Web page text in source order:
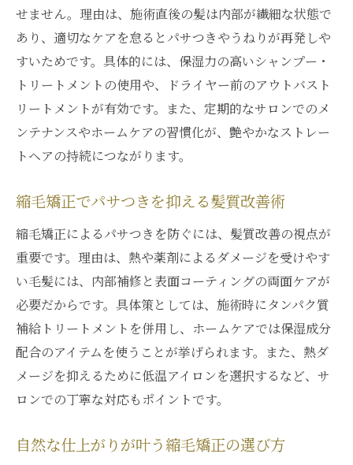
せません。理由は、施術直後の髪は内部が繊細な状態で
あり、適切なケアを怠るとパサつきやうねりが再発しや
すいためです。具体的には、保湿力の高いシャンプー・
トリートメントの使用や、ドライヤー前のアウトバスト
リートメントが有効です。また、定期的なサロンでのメ
ンテナンスやホームケアの習慣化が、艶やかなストレー
トヘアの持続につながります。
縮毛矯正でパサつきを抑える髪質改善術
縮毛矯正によるパサつきを防ぐには、髪質改善の視点が
重要です。理由は、熱や薬剤によるダメージを受けやす
い毛髪には、内部補修と表面コーティングの両面ケアが
必要だからです。具体策としては、施術時にタンパク質
補給トリートメントを併用し、ホームケアでは保湿成分
配合のアイテムを使うことが挙げられます。また、熱ダ
メージを抑えるために低温アイロンを選択するなど、サ
ロンでの丁寧な対応もポイントです。
自然な仕上がりが叶う縮毛矯正の選び方